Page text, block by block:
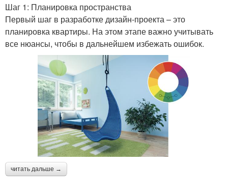
Шаг 1: Планировка пространства
Первый шаг в разработке дизайн-проекта – это
планировка квартиры. На этом этапе важно учитывать
все нюансы, чтобы в дальнейшем избежать ошибок.
читать дальше →